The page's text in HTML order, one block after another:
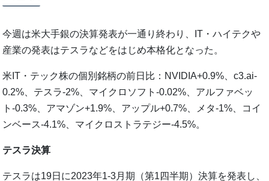
今週は米大手銀の決算発表が一通り終わり、IT・ハイテクや
産業の発表はテスラなどをはじめ本格化となった。
米IT・テック株の個別銘柄の前日比：NVIDIA+0.9%、c3.ai-
0.2%、テスラ-2%、マイクロソフト-0.02%、アルファベッ
ト-0.3%、アマゾン+1.9%、アップル+0.7%、メタ-1%、コイ
ンベース-4.1%、マイクロストラテジー-4.5%。
テスラ決算
テスラは19日に2023年1-3月期（第1四半期）決算を発表し、